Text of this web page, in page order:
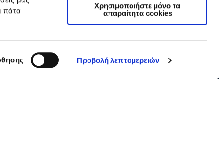
πάτα
Προβολή λεπτομερειών
Χρησιμοποιήστε μόνο τα
απαραίτητα cookies